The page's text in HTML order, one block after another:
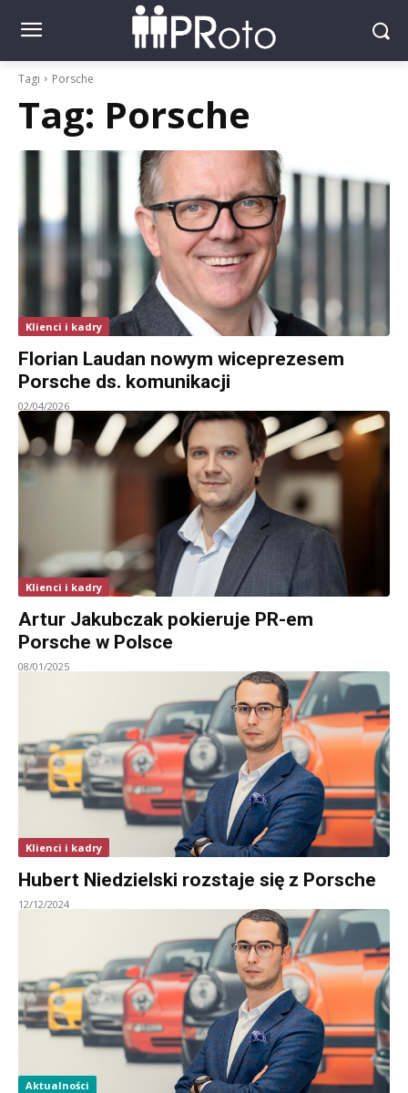
Tagi Porsche
Tag: Porsche
Klienci i kadry
Florian Laudan nowym wiceprezesem
Porsche ds. komunikacji
02/04/2026
Klienci i kadry
Artur Jakubczak pokieruje PR-em
Porsche w Polsce
08/01/2025
Klienci i kadry
Hubert Niedzielski rozstaje się z Porsche
12/12/2024
Aktualności